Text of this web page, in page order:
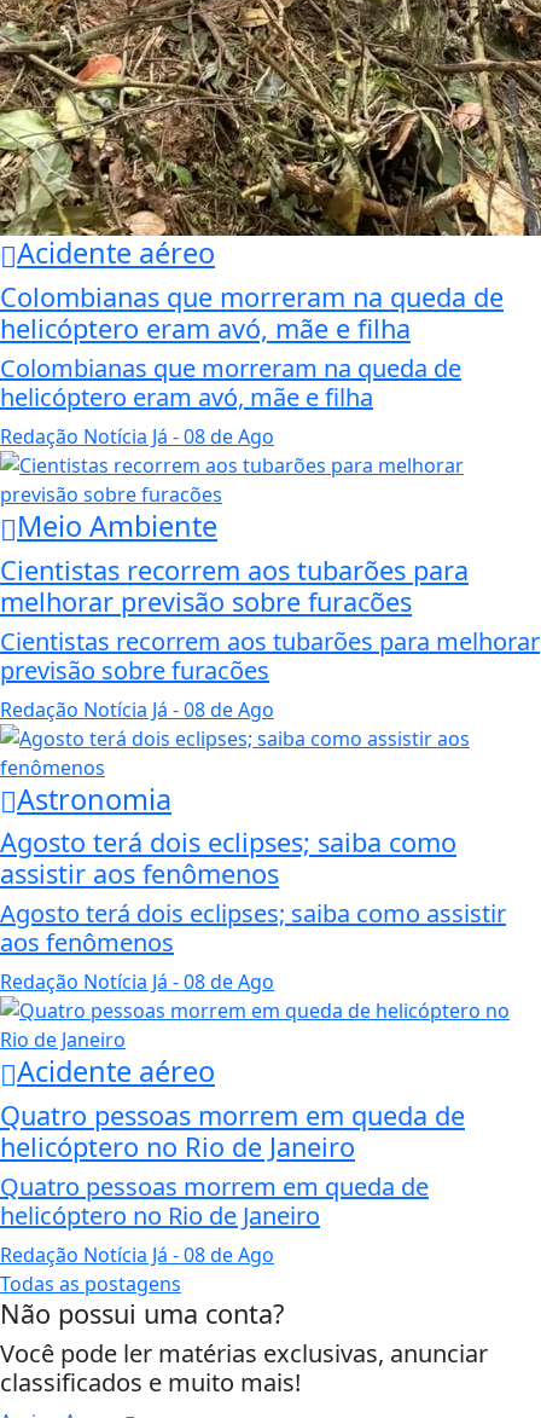
Acidente aéreo
Colombianas que morreram na queda de
helicóptero eram avó, mãe e filha
Colombianas que morreram na queda de
helicóptero eram avó, mãe e filha
Redação Notícia Já - 08 de Ago
Meio Ambiente
Cientistas recorrem aos tubarões para
melhorar previsão sobre furacões
Cientistas recorrem aos tubarões para melhorar
previsão sobre furacões
Redação Notícia Já - 08 de Ago
Astronomia
Agosto terá dois eclipses; saiba como
assistir aos fenômenos
Agosto terá dois eclipses; saiba como assistir
aos fenômenos
Redação Notícia Já - 08 de Ago
Acidente aéreo
Quatro pessoas morrem em queda de
helicóptero no Rio de Janeiro
Quatro pessoas morrem em queda de
helicóptero no Rio de Janeiro
Redação Notícia Já - 08 de Ago
Todas as postagens
Não possui uma conta?
Você pode ler matérias exclusivas, anunciar
classificados e muito mais!